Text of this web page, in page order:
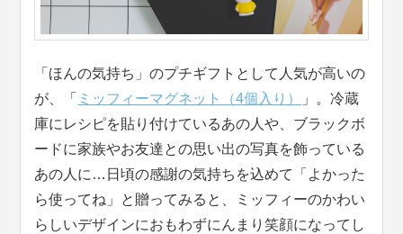
「ほんの気持ち」のプチギフトとして人気が高いの
が、「 ミッフィーマグネット（4個入り）
」。冷蔵
庫にレシピを貼り付けているあの人や、ブラックボ
ードに家族やお友達との思い出の写真を飾っている
あの人に…日頃の感謝の気持ちを込めて「よかった
ら使ってね」と贈ってみると、ミッフィーのかわい
らしいデザインにおもわずにんまり笑顔になってし